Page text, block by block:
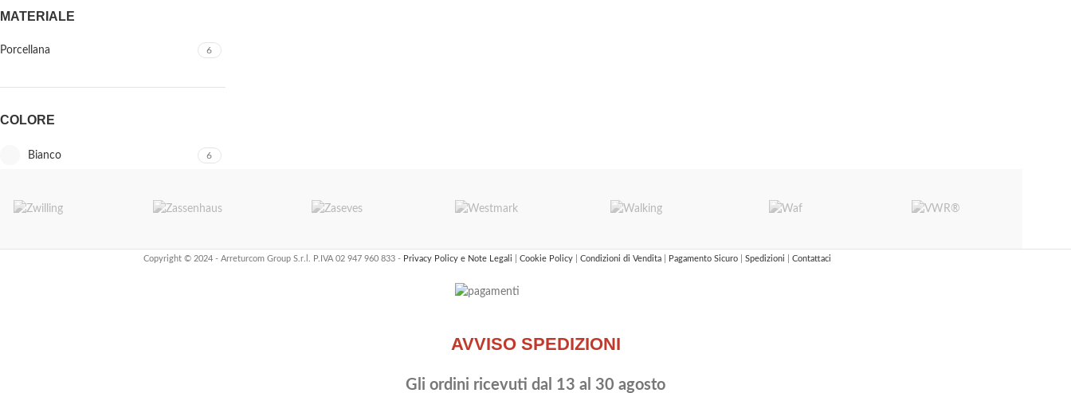
MATERIALE
Porcellana 6
COLORE
Bianco 6
Copyright © 2024 - Arreturcom Group S.r.l. P.IVA 02 947 960 833 - Privacy Policy e Note Legali Cookie Policy Condizioni di Vendita Pagamento Sicuro Spedizioni Contattaci
AVVISO SPEDIZIONI
Gli ordini ricevuti dal 13 al 30 agosto